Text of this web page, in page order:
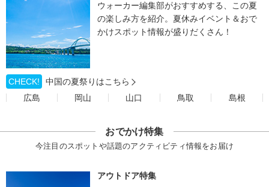
ウォーカー編集部がおすすめする、この夏
の楽しみ方を紹介。夏休みイベント＆おで
かけスポット情報が盛りだくさん！
CHECK!
中国の夏祭りはこちら
広島
岡山 山口 鳥取 島根
おでかけ特集
今注目のスポットや話題のアクティビティ情報をお届け
アウトドア特集